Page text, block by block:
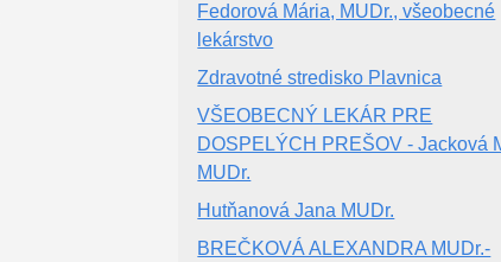
Fedorová Mária, MUDr., všeobecné
lekárstvo
Zdravotné stredisko Plavnica
VŠEOBECNÝ LEKÁR PRE
DOSPELÝCH PREŠOV - Jacková
MUDr.
Hutňanová Jana MUDr.
BREČKOVÁ ALEXANDRA MUDr.-